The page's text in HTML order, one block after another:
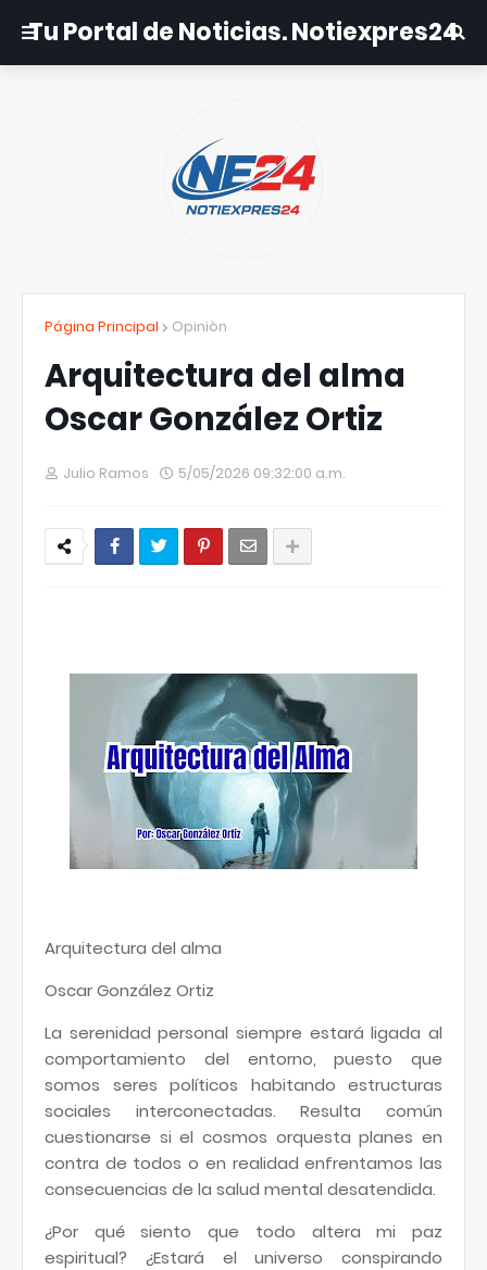
Tu Portal de Noticias. Notiexpres24
Página Principal Opiniòn
Arquitectura del alma
Oscar González Ortiz
Julio Ramos 5/05/2026 09:32:00 a.m.
Arquitectura del alma
Oscar González Ortiz
La serenidad personal siempre estará ligada al
comportamiento del entorno, puesto que
somos seres políticos habitando estructuras
sociales interconectadas. Resulta común
cuestionarse si el cosmos orquesta planes en
contra de todos o en realidad enfrentamos las
consecuencias de la salud mental desatendida.
¿Por qué siento que todo altera mi paz
espiritual? ¿Estará el universo conspirando